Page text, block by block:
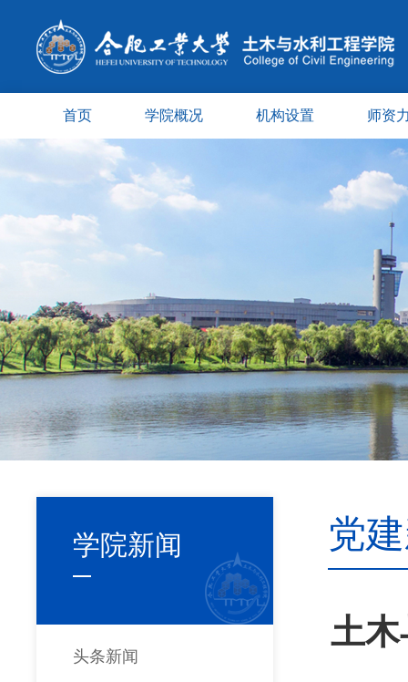
首页 学院概况 机构设置 师资
学院新闻
头条新闻
党
土